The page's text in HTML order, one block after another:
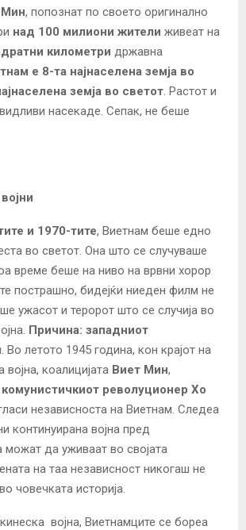
, попознат по своето оригинално
над 100 милиони жители живеат на
километри државна
е 8-та најнаселена земја во
земја во светот. Растот и
насекаде. Сепак, не беше
и 1970-тите, Виетнам беше едно
во светот. Она што се случуваше
време беше на ниво на врвни хорор
пострашно, бидејќи ниеден филм не
ужасот и теророт што се случија во
Причина: западниот
. Во летото 1945 година, кон крајот на
војна, коалицијата Виет Мин,
комунистичкиот револуционер Хо
независноста на Виетнам. Следеа
континуирана војна пред
можат да уживаат во својата
на таа независност никогаш не
човечката историја.
војна, Виетнамците се бореа